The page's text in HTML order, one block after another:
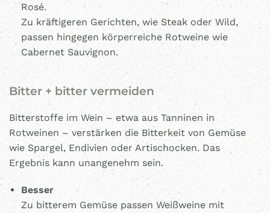
Rosé.
Zu kräftigeren Gerichten, wie Steak oder Wild,
passen hingegen körperreiche Rotweine wie
Cabernet Sauvignon.
Bitter + bitter vermeiden
Bitterstoffe im Wein – etwa aus Tanninen in
Rotweinen – verstärken die Bitterkeit von Gemüse
wie Spargel, Endivien oder Artischocken. Das
Ergebnis kann unangenehm sein.
Besser
Zu bitterem Gemüse passen Weißweine mit